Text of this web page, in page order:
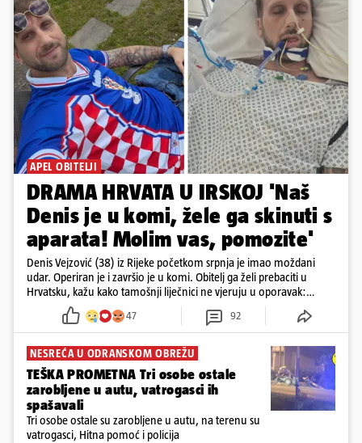
APEL OBITELJI
DRAMA HRVATA U IRSKOJ 'Naš
Denis je u komi, žele ga skinuti s
aparata! Molim vas, pomozite'
Denis Vejzović (38) iz Rijeke početkom srpnja je imao moždani
udar. Operiran je i završio je u komi. Obitelj ga želi prebaciti u
Hrvatsku, kažu kako tamošnji liječnici ne vjeruju u oporavak:
'Imamo 72 sata'
47 92
NESREĆA U ODRANSKOM OBREŽU
TEŠKA PROMETNA Tri osobe ostale
zarobljene u autu, vatrogasci ih
spašavali
Tri osobe ostale su zarobljene u autu, na terenu su
vatrogasci, Hitna pomoć i policija